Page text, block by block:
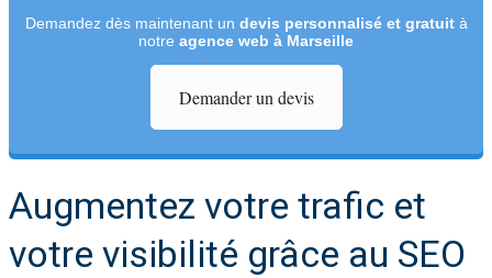
Demandez dès maintenant un devis personnalisé et gratuità
notre agence web à Marseille
Demander un devis
Augmentez votre trafic et
votre visibilité grâce au SEO